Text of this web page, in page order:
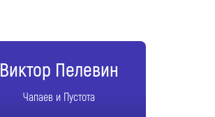
Виктор Пелевин
Чапаев и Пустота